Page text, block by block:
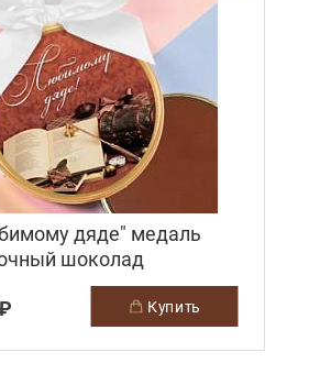
дяде" медаль
шоколад
купить